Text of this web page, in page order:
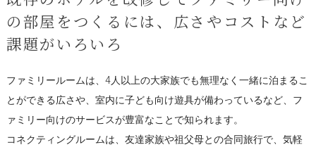
の部屋をつくるには、広さやコストなど
課題がいろいろ
ファミリールームは、4人以上の大家族でも無理なく一緒に泊まるこ
とができる広さや、室内に子ども向け遊具が備わっているなど、フ
ァミリー向けのサービスが豊富なことで知られます。
コネクティングルームは、友達家族や祖父母との合同旅行で、気軽